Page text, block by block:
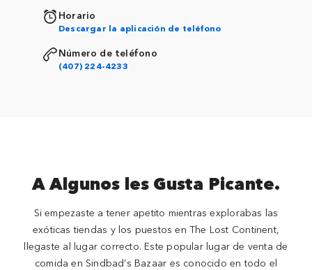
Horario
Descargar la aplicación de teléfono
Número de teléfono
(407) 224-4233
A Algunos les Gusta Picante.
Si empezaste a tener apetito mientras explorabas las
exóticas tiendas y los puestos en The Lost Continent,
llegaste al lugar correcto. Este popular lugar de venta de
comida en Sindbad’s Bazaar es conocido en todo el